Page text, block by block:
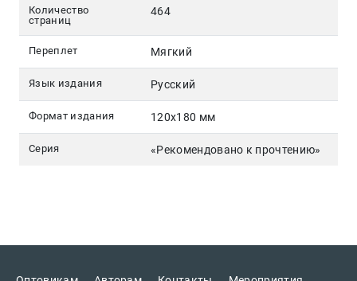
Количество
страниц
464
Переплет Мягкий
Язык издания Русский
Формат издания 120х180 мм
Серия «Рекомендовано к прочтению»